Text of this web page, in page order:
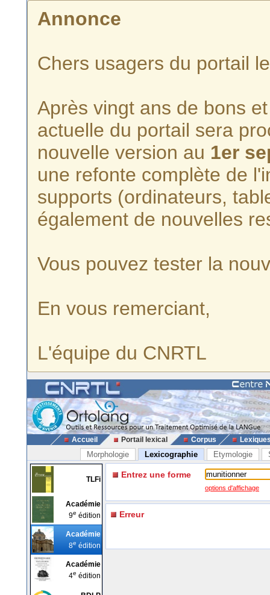
Annonce
Chers usagers du portail
Après vingt ans de bons
actuelle du portail sera
nouvelle version au 1er
une refonte complète de
supports (ordinateurs,
également de nouvelles
Vous pouvez tester la
En vous remerciant,
L'équipe du CNRTL
Accueil Portail lexical Corpus
Morphologie Lexicographie Etymologie
TLFi
Académie
9e édition
Académie
8e édition
Académie
4e édition
Entrez une forme
options d'affichage
Erreur